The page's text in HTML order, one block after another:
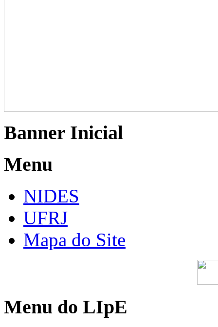
Banner Inicial
Menu
NIDES
UFRJ
Mapa do Site
Menu do LIpE